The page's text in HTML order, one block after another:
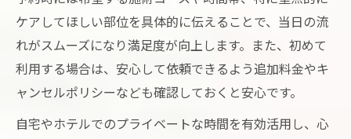
ケアしてほしい部位を具体的に伝えることで、当日の流
れがスムーズになり満足度が向上します。また、初めて
利用する場合は、安心して依頼できるよう追加料金やキ
ャンセルポリシーなども確認しておくと安心です。
自宅やホテルでのプライベートな時間を有効活用し、心